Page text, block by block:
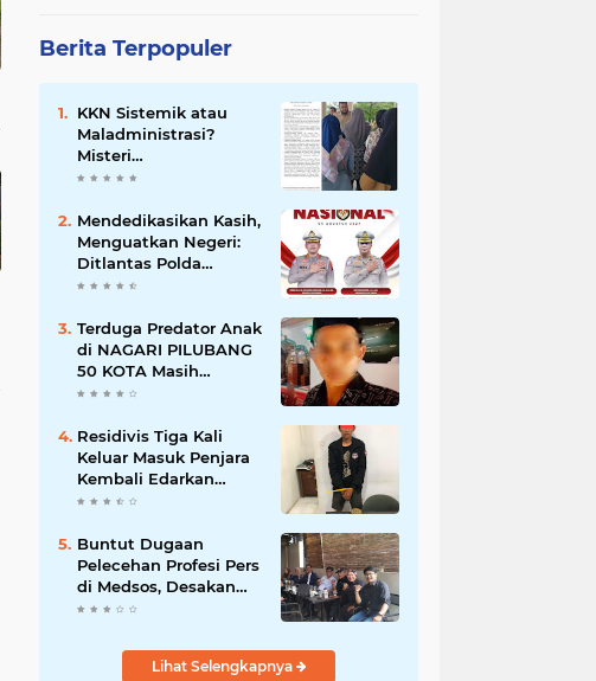
Berita Terpopuler
KKN Sistemik atau
Maladministrasi?
Misteri
"Dikorbankannya" SDN
Transparansi Pemkot
Padang
Mendedikasikan Kasih,
Menguatkan Negeri:
Ditlantas Polda
Sumbar Apresiasi
sebagai Pilar
Pengabdian
Terduga Predator Anak
di NAGARI PILUBANG
50 KOTA Masih
Berkeliaran
Residivis Tiga Kali
Keluar Masuk Penjara
Kembali Edarkan
Sabu, Polresta
Paket Siap Edar
Buntut Dugaan
Pelecehan Profesi Pers
di Medsos, Desakan
Copot Kasatpol PP
Lihat Selengkapnya